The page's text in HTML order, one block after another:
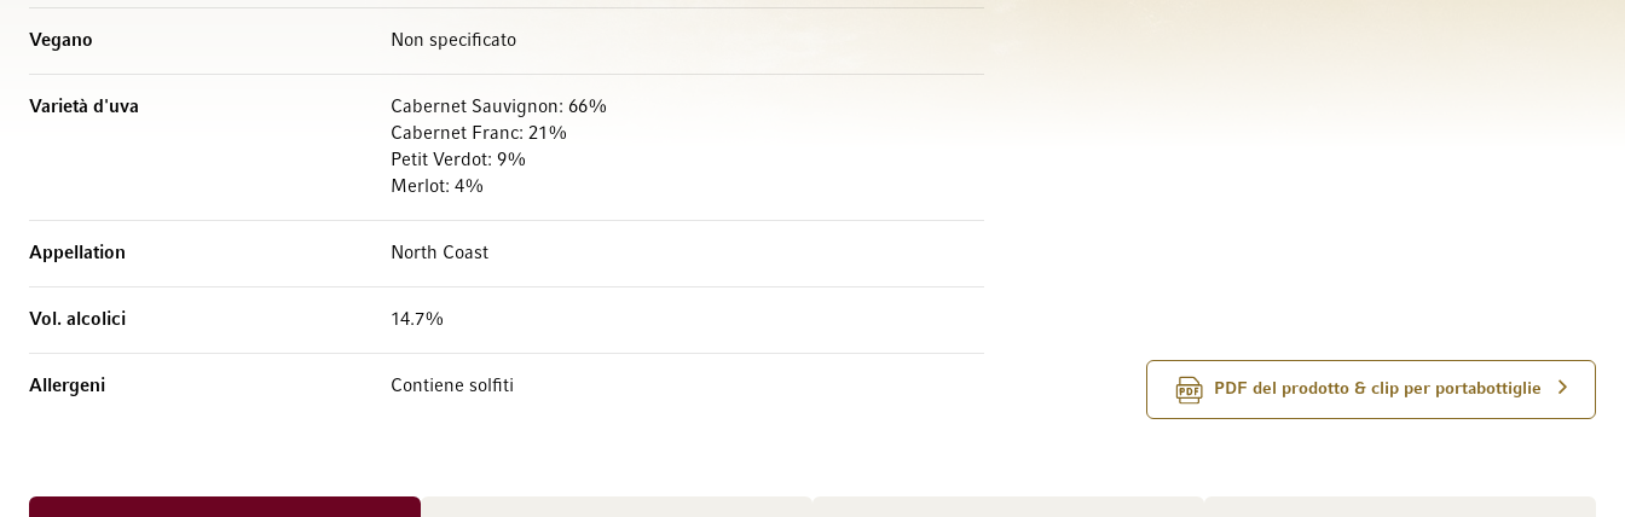
PDF del prodotto & clip per portabottiglie
Vegano Non specificato
Varietà d'uva
Cabernet Sauvignon: 66%
Cabernet Franc: 21%
Petit Verdot: 9%
Merlot: 4%
Appellation North Coast
Vol. alcolici 14.7%
Allergeni Contiene solfiti